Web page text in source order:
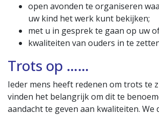
open avonden te organiseren
uw kind het werk kunt bekijken;
met u in gesprek te gaan op uw
kwaliteiten van ouders in te
Trots op ……
Ieder mens heeft redenen om trots te
vinden het belangrijk om dit te
aandacht te geven aan kwaliteiten. We